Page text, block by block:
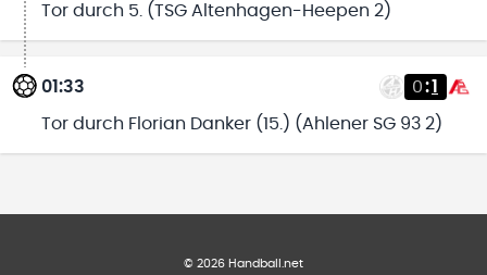
Tor durch 5. (TSG Altenhagen-Heepen 2)
01:33 0:1
Tor durch Florian Danker (15.) (Ahlener SG 93 2)
© 2026 Handball.net